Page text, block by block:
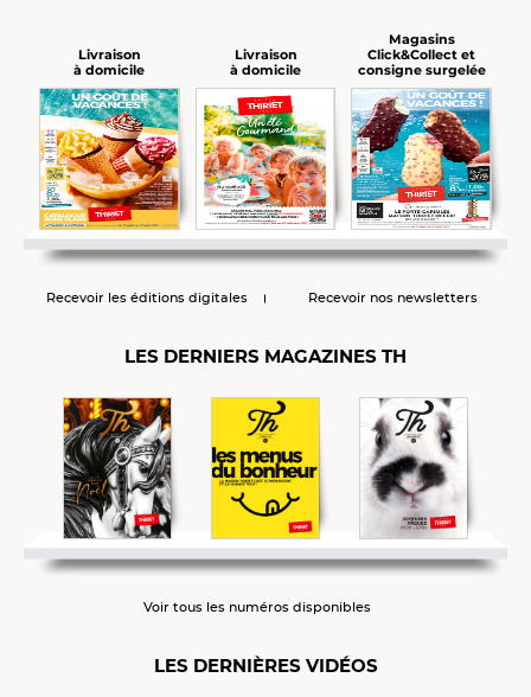
Livraison
à domicile
Livraison
à domicile
Magasins
Click&Collect et
consigne surgelée
Recevoir les éditions digitales Recevoir nos newsletters
LES DERNIERS MAGAZINES TH
Voir tous les numéros disponibles
LES DERNIÈRES VIDÉOS